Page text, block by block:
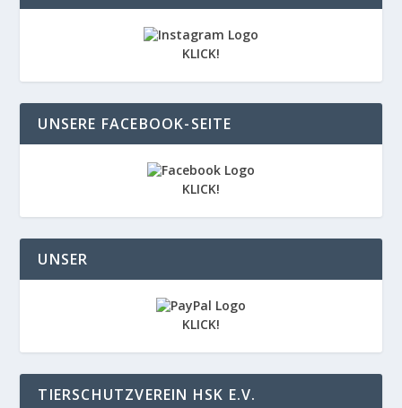
KLICK!
UNSERE FACEBOOK-SEITE
KLICK!
UNSER
KLICK!
TIERSCHUTZVEREIN HSK E.V.